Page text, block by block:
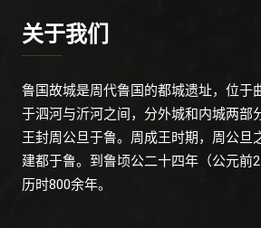
关于我们
鲁国故城是周代鲁国的都城遗址，位于
于泗河与沂河之间，分外城和内城两部
王封周公旦于鲁。周成王时期，周公旦
建都于鲁。到鲁顷公二十四年（公元前
历时800余年。